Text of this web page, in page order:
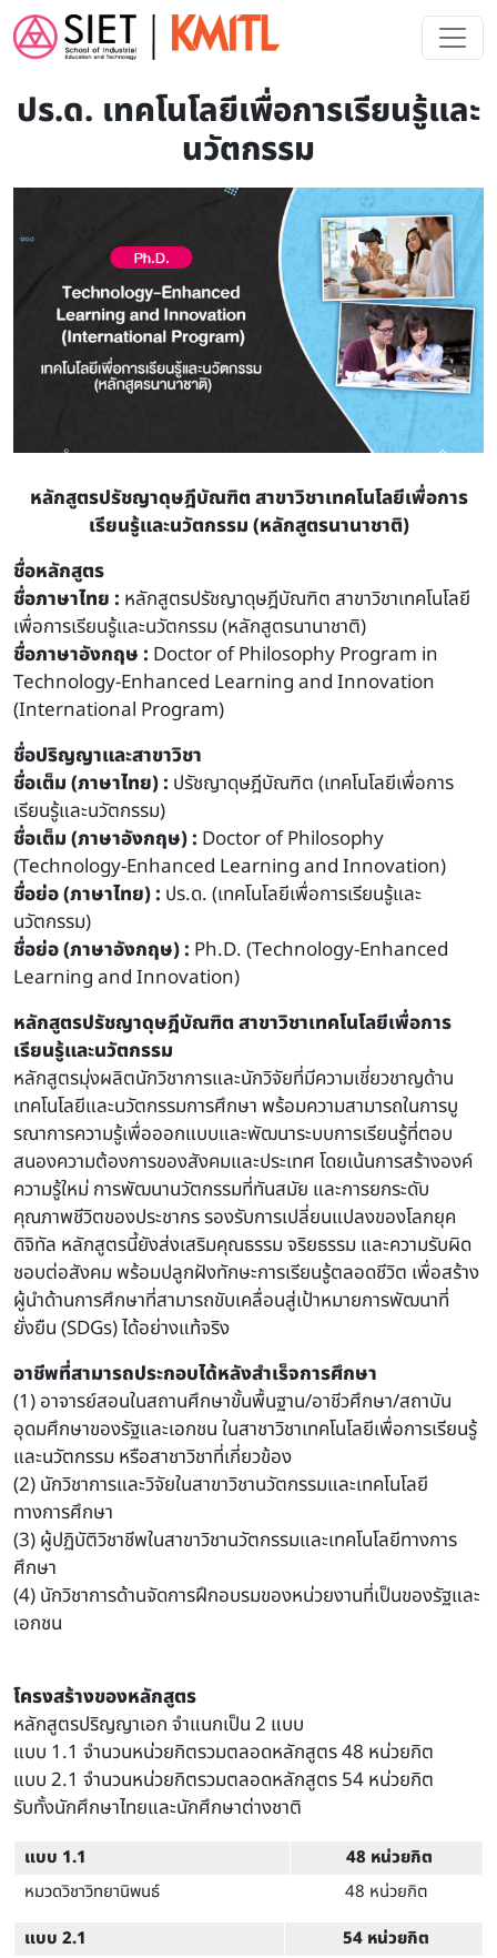
Skip to main content
ปร.ด. เทคโนโลยีเพื่อการเรียนรู้และ
นวัตกรรม
หลักสูตรปรัชญาดุษฎีบัณฑิต สาขาวิชาเทคโนโลยีเพื่อการ
เรียนรู้และนวัตกรรม (หลักสูตรนานาชาติ)
ชื่อหลักสูตร
ชื่อภาษาไทย : หลักสูตรปรัชญาดุษฎีบัณฑิต สาขาวิชาเทคโนโลยี
เพื่อการเรียนรู้และนวัตกรรม (หลักสูตรนานาชาติ)
ชื่อภาษาอังกฤษ : Doctor of Philosophy Program in
Technology-Enhanced Learning and Innovation
(International Program)
ชื่อปริญญาและสาขาวิชา
ชื่อเต็ม (ภาษาไทย) : ปรัชญาดุษฎีบัณฑิต (เทคโนโลยีเพื่อการ
เรียนรู้และนวัตกรรม)
ชื่อเต็ม (ภาษาอังกฤษ) : Doctor of Philosophy
(Technology-Enhanced Learning and Innovation)
ชื่อย่อ (ภาษาไทย) : ปร.ด. (เทคโนโลยีเพื่อการเรียนรู้และ
นวัตกรรม)
ชื่อย่อ (ภาษาอังกฤษ) : Ph.D. (Technology-Enhanced
Learning and Innovation)
หลักสูตรปรัชญาดุษฎีบัณฑิต สาขาวิชาเทคโนโลยีเพื่อการ
เรียนรู้และนวัตกรรม
หลักสูตรมุ่งผลิตนักวิชาการและนักวิจัยที่มีความเชี่ยวชาญด้าน
เทคโนโลยีและนวัตกรรมการศึกษา พร้อมความสามารถในการบู
รณาการความรู้เพื่อออกแบบและพัฒนาระบบการเรียนรู้ที่ตอบ
สนองความต้องการของสังคมและประเทศ โดยเน้นการสร้างองค์
ความรู้ใหม่ การพัฒนานวัตกรรมที่ทันสมัย และการยกระดับ
คุณภาพชีวิตของประชากร รองรับการเปลี่ยนแปลงของโลกยุค
ดิจิทัล หลักสูตรนี้ยังส่งเสริมคุณธรรม จริยธรรม และความรับผิด
ชอบต่อสังคม พร้อมปลูกฝังทักษะการเรียนรู้ตลอดชีวิต เพื่อสร้าง
ผู้นำด้านการศึกษาที่สามารถขับเคลื่อนสู่เป้าหมายการพัฒนาที่
ยั่งยืน (SDGs) ได้อย่างแท้จริง
อาชีพที่สามารถประกอบได้หลังสำเร็จการศึกษา
(1) อาจารย์สอนในสถานศึกษาขั้นพื้นฐาน/อาชีวศึกษา/สถาบัน
อุดมศึกษาของรัฐและเอกชน ในสาชาวิชาเทคโนโลยีเพื่อการเรียนรู้
และนวัตกรรม หรือสาชาวิชาที่เกี่ยวข้อง
(2) นักวิชาการและวิจัยในสาขาวิชานวัตกรรมและเทคโนโลยี
ทางการศึกษา
(3) ผู้ปฏิบัติวิชาชีพในสาขาวิชานวัตกรรมและเทคโนโลยีทางการ
ศึกษา
(4) นักวิชาการด้านจัดการฝึกอบรมของหน่วยงานที่เป็นของรัฐและ
เอกชน
โครงสร้างของหลักสูตร
หลักสูตรปริญญาเอก จำแนกเป็น 2 แบบ
แบบ 1.1 จํานวนหน่วยกิตรวมตลอดหลักสูตร 48 หน่วยกิต
แบบ 2.1 จํานวนหน่วยกิตรวมตลอดหลักสูตร 54 หน่วยกิต
รับทั้งนักศึกษาไทยและนักศึกษาต่างชาติ
แบบ 1.1
48 หน่วยกิต
หมวดวิชาวิทยานิพนธ์
48 หน่วยกิต
แบบ 2.1
54 หน่วยกิต